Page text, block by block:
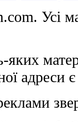
Усі
адреси